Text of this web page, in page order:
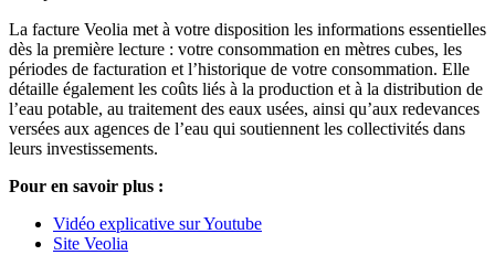
La facture Veolia met à votre disposition les informations essentielles
dès la première lecture : votre consommation en mètres cubes, les
périodes de facturation et l’historique de votre consommation. Elle
détaille également les coûts liés à la production et à la distribution de
l’eau potable, au traitement des eaux usées, ainsi qu’aux redevances
versées aux agences de l’eau qui soutiennent les collectivités dans
leurs investissements.
Pour en savoir plus :
Vidéo explicative sur Youtube
Site Veolia